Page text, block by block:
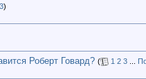
3)
Роберт Говард? ( 1 2 3